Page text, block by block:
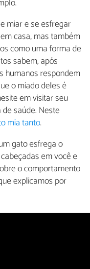
miar e se esfregar
casa, mas também
como uma forma de
sabem, após
humanos respondem
o miado deles é
em visitar seu
saúde. Neste
mia tanto.
gato esfrega o
em você e
o comportamento
explicamos por